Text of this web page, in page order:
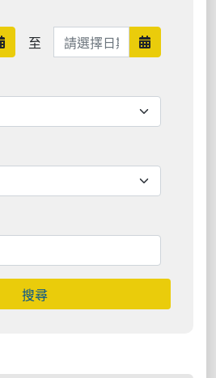
日期範圍開始
至 日期範圍結束 日期範圍